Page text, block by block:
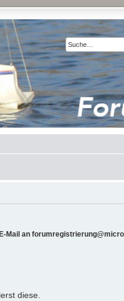
Mail an
diese.